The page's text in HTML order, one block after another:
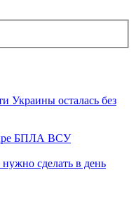
Украины осталась без
БПЛА ВСУ
сделать в день